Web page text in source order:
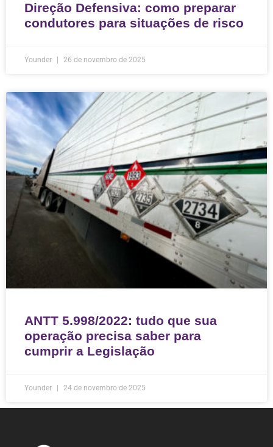
Direção Defensiva: como preparar
condutores para situações de risco
Younder 26 de novembro de 2025
ANTT 5.998/2022: tudo que sua
operação precisa saber para
cumprir a Legislação
Younder 24 de novembro de 2025